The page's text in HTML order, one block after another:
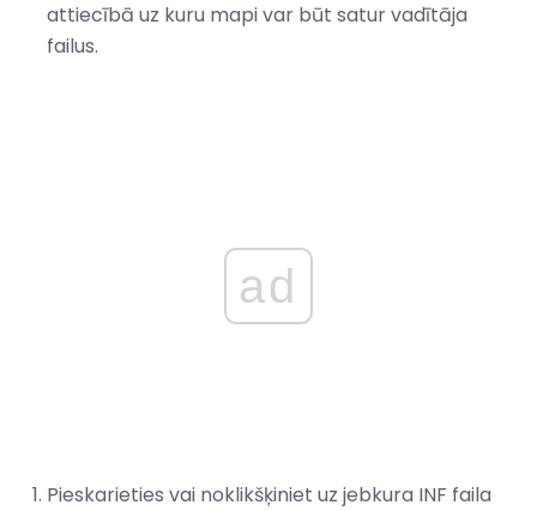
attiecībā uz kuru mapi var būt satur vadītāja
failus.
ad
Pieskarieties vai noklikšķiniet uz jebkura INF faila